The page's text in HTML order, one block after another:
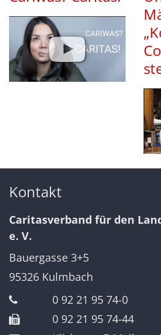
Kontakt
Caritasverband für den
e. V.
Bauergasse 3+5
95326 Kulmbach
0 92 21 95 74-0
0 92 21 95 74-44